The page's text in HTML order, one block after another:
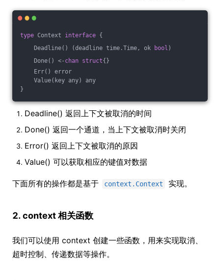
type Context interface {
Deadline() (deadline time.Time, ok
bool )
Done() <- chan struct{}
Err() error
Value(key any) any
}
Deadline() 返回上下文被取消的时间
Done() 返回一个通道，当上下文被取消时关闭
Error() 返回上下文被取消的原因
Value() 可以获取相应的键值对数据
下面所有的操作都是基于 context.Context 实现。
2. context 相关函数
我们可以使用 context 创建一些函数，用来实现取消、
超时控制、传递数据等操作。